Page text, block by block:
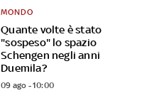
Quante volte è stato
"sospeso" lo spazio
Schengen negli anni
Duemila?
MONDO
09 ago - 10:00